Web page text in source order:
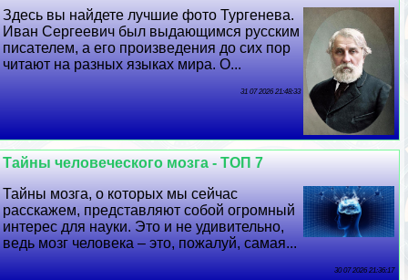
Здесь вы найдете лучшие фото Тургенева.
Иван Сергеевич был выдающимся русским
писателем, а его произведения до сих пор
читают на разных языках мира. О...
31 07 2026 21:48:33
Тайны человеческого мозга - ТОП 7
Тайны мозга, о которых мы сейчас
расскажем, представляют собой огромный
интерес для науки. Это и не удивительно,
ведь мозг человека – это, пожалуй, самая...
30 07 2026 21:36:17